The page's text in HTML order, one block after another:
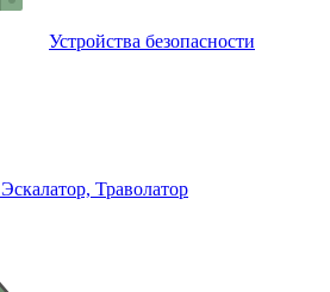
Устройства безопасности
Эскалатор, Траволатор